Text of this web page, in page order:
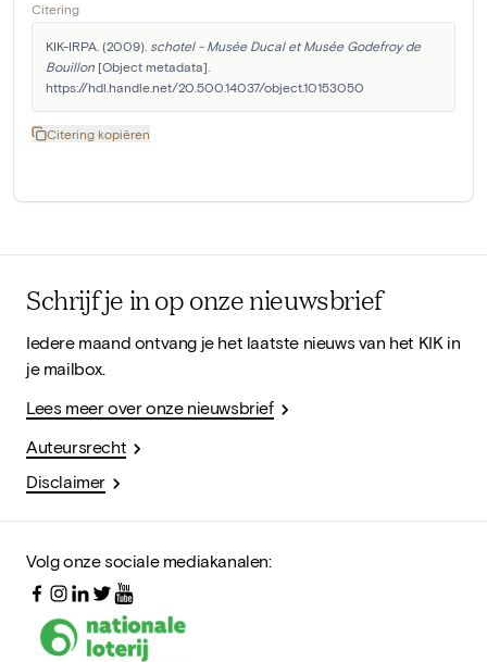
Citering
KIK-IRPA. (2009). schotel - Musée Ducal et Musée Godefroy de
Bouillon [Object metadata].
https://hdl.handle.net/20.500.14037/object.10153050
Citering kopiëren
Schrijf je in op onze nieuwsbrief
Iedere maand ontvang je het laatste nieuws van het KIK in
je mailbox.
Lees meer over onze nieuwsbrief
Auteursrecht
Disclaimer
Volg onze sociale mediakanalen: